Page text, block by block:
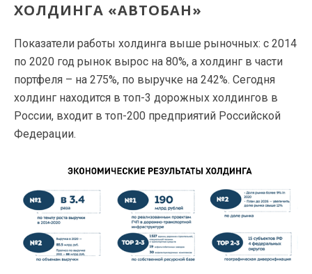
ХОЛДИНГА «АВТОБАН»
Показатели работы холдинга выше рыночных: с 2014
по 2020 год рынок вырос на 80%, а холдинг в части
портфеля – на 275%, по выручке на 242%. Сегодня
холдинг находится в топ-3 дорожных холдингов в
России, входит в топ-200 предприятий Российской
Федерации.